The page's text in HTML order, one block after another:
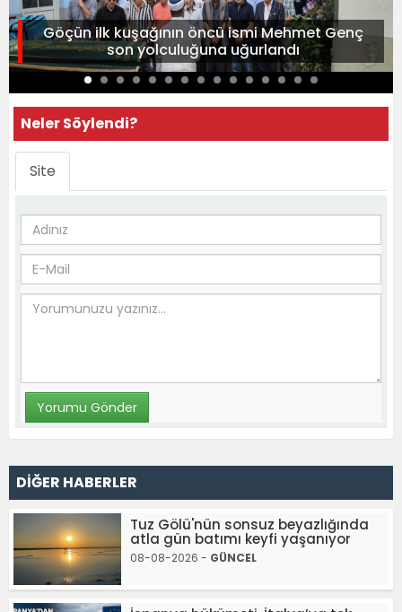
Göçün ilk kuşağının öncü ismi Mehmet Genç
son yolculuğuna uğurlandı
Neler Söylendi?
Site
DİĞER HABERLER
Tuz Gölü'nün sonsuz beyazlığında
atla gün batımı keyfi yaşanıyor
08-08-2026 - GÜNCEL